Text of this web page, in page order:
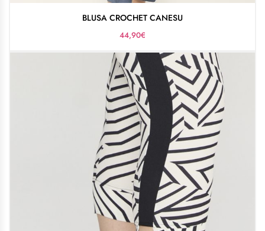
BLUSA CROCHET CANESU
44,90€